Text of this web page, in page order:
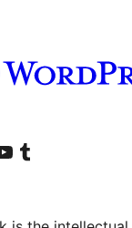
LinkedIn
de TikTok
nuestro canal de YouTube
Visita nuestra cuenta de Tumblr